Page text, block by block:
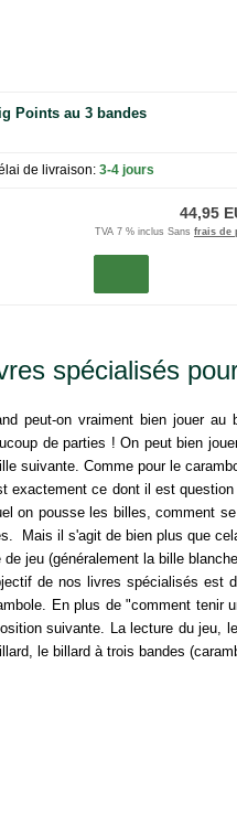
Points au 3 bandes
de livraison: 3-4 jours
44,95
TVA 7 % inclus Sans frais de
spécialisés
peut-on vraiment bien jouer
de parties ! On peut bien
suivante. Comme pour le
exactement ce dont il est
on pousse les billes, comment
Mais il s'agit de bien plus que
de jeu (généralement la bille
de nos livres spécialisés est
En plus de "comment tenir
suivante. La lecture du jeu,
le billard à trois bandes